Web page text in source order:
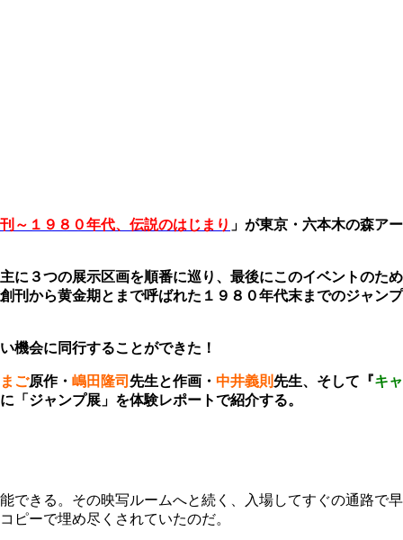
１９８０年代、伝説のはじまり 」が東京・六本木の森アー
に３つの展示区画を順番に巡り、最後にこのイベントのため
刊から黄金期とまで呼ばれた１９８０年代末までのジャンプ
機会に同行することができた！
ご原作・ 嶋田隆司 先生と作画・ 中井義則先生、そして『キャ
「ジャンプ展」を体験レポートで紹介する。
できる。その映写ルームへと続く、入場してすぐの通路で早
ピーで埋め尽くされていたのだ。